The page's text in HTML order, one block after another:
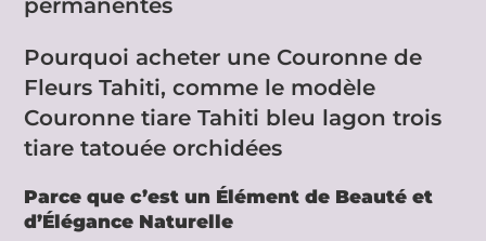
permanentes
Pourquoi acheter une Couronne de
Fleurs Tahiti, comme le modèle
Couronne tiare Tahiti bleu lagon trois
tiare tatouée orchidées
Parce que c’est un Élément de Beauté et
d’Élégance Naturelle